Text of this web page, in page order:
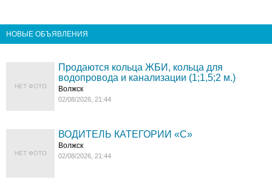
НОВЫЕ ОБЪЯВЛЕНИЯ
НЕТ ФОТО
Продаются кольца ЖБИ, кольца для
водопровода и канализации (1;1,5;2 м.)
Волжск
02/08/2026, 21:44
НЕТ ФОТО
ВОДИТЕЛЬ КАТЕГОРИИ «C»
Волжск
02/08/2026, 21:44